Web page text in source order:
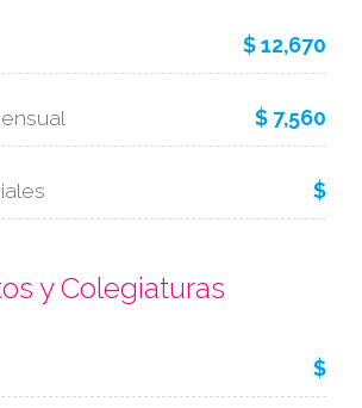
$ 12,670
$ 7,560
$
y Colegiaturas
$